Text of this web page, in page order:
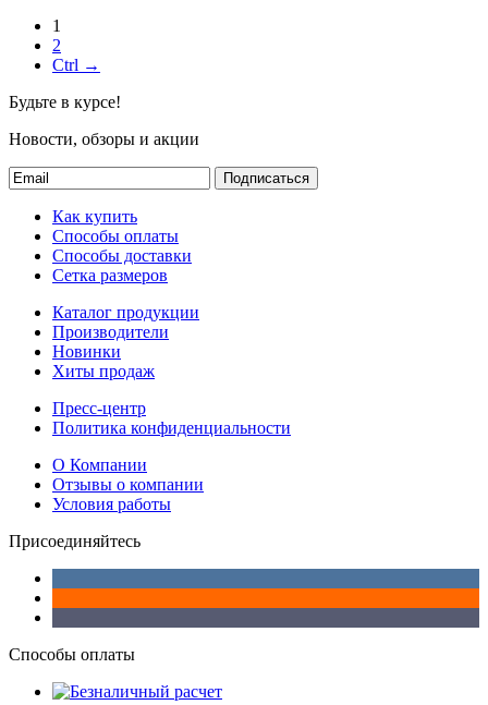
1
2
Ctrl →
Будьте в курсе!
Новости, обзоры и акции
Подписаться
Как купить
Способы оплаты
Способы доставки
Сетка размеров
Каталог продукции
Производители
Новинки
Хиты продаж
Пресс-центр
Политика конфиденциальности
О Компании
Отзывы о компании
Условия работы
Присоединяйтесь
Способы оплаты